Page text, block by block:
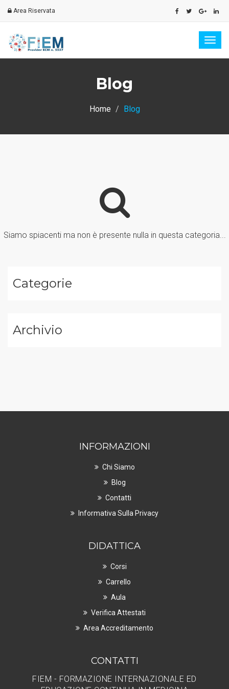
Area Riservata
Menu
Blog
Home Blog
Siamo spiacenti ma non è presente nulla in questa categoria...
Categorie
Archivio
INFORMAZIONI
Chi Siamo
Blog
Contatti
Informativa Sulla Privacy
DIDATTICA
Corsi
Carrello
Aula
Verifica Attestati
Area Accreditamento
CONTATTI
FIEM - FORMAZIONE INTERNAZIONALE ED